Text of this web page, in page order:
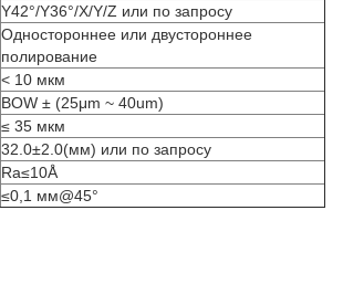
Y42°/Y36°/X/Y/Z или по запросу
Одностороннее или двустороннее
полирование
< 10 мкм
BOW ± (25μm ~ 40um)
≤ 35 мкм
32.0±2.0(мм) или по запросу
Ra≤10Å
≤0,1 мм@45°